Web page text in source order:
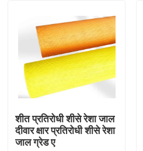
Russian website
चुंबकीय जाल दरवाजा पर्दा
पीई छाया नेट
शीत प्रतिरोधी शीसे रेशा जाल
दीवार क्षार प्रतिरोधी शीसे रेशा
जाल ग्रेड ए